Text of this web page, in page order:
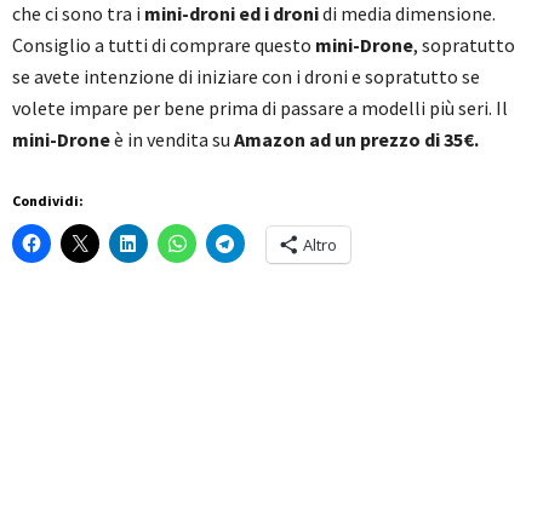
che ci sono tra i mini-droni ed i dronidi media dimensione.
Consiglio a tutti di comprare questo mini-Drone, sopratutto
se avete intenzione di iniziare con i droni e sopratutto se
volete impare per bene prima di passare a modelli più seri. Il
mini-Droneè in vendita su Amazon ad un prezzo di 35€.
Condividi:
Altro